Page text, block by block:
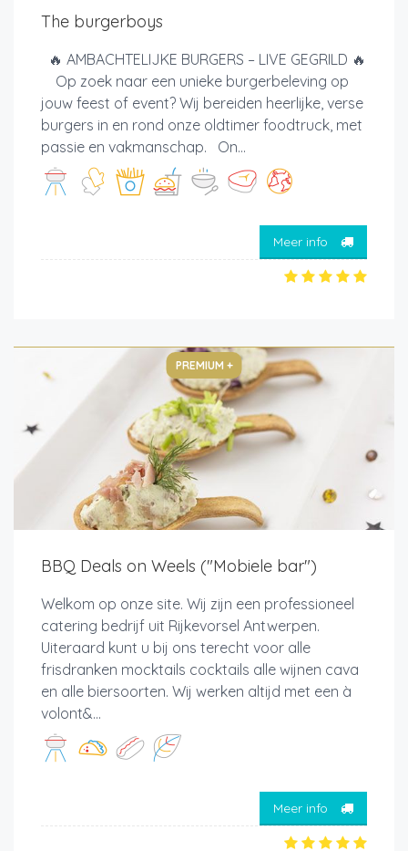
The burgerboys
🔥 AMBACHTELIJKE BURGERS – LIVE GEGRILD 🔥
Op zoek naar een unieke burgerbeleving op
jouw feest of event? Wij bereiden heerlijke, verse
burgers in en rond onze oldtimer foodtruck, met
passie en vakmanschap. On...
Meer info
PREMIUM +
BBQ Deals on Weels ("Mobiele bar")
Welkom op onze site. Wij zijn een professioneel
catering bedrijf uit Rijkevorsel Antwerpen.
Uiteraard kunt u bij ons terecht voor alle
frisdranken mocktails cocktails alle wijnen cava
en alle biersoorten. Wij werken altijd met een à
volont&...
Meer info